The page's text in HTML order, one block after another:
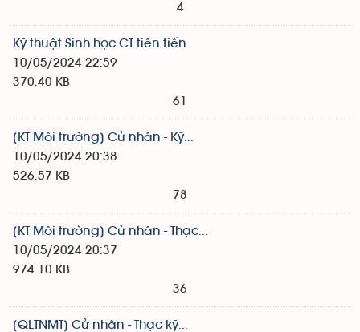
4
Kỹ thuật Sinh học CT tiên tiến
10/05/2024 22:59
370.40 KB
61
[KT Môi trường] Cử nhân - Kỹ...
10/05/2024 20:38
526.57 KB
78
[KT Môi trường] Cử nhân - Thạc...
10/05/2024 20:37
974.10 KB
36
[QLTNMT] Cử nhân - Thạc kỹ...